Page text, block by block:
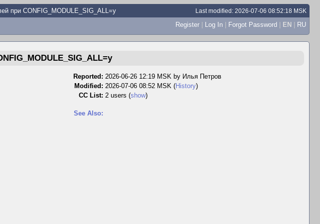
при CONFIG_MODULE_SIG_ALL=y Last modified: 2026-07-06 08:52:18 MSK
Register | Log In | Forgot Password | EN | RU
Reported: 2026-06-26 12:19 MSK by Илья Петров
Modified: 2026-07-06 08:52 MSK (History)
CC List: 2 users (show)
See Also: